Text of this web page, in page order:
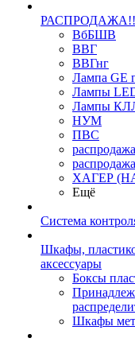
ВбБШВ
ВВГ
ВВГнг
Лампа GE
Лампы
Лампы
НУМ
ПВС
ХАГЕР
Ещё
Система
Шкафы,
аксессуары
Боксы
Шкафы